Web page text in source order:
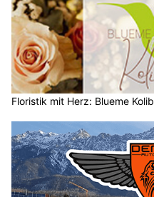
Floristik mit Herz: Blueme